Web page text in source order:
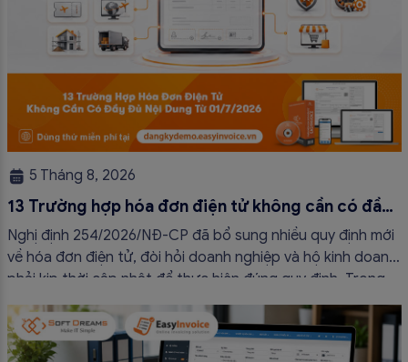
5 Tháng 8, 2026
13 Trường hợp hóa đơn điện tử không cần có đầy
đủ nội dung từ 01/7/2026
Nghị định 254/2026/NĐ-CP đã bổ sung nhiều quy định mới
về hóa đơn điện tử, đòi hỏi doanh nghiệp và hộ kinh doanh
phải kịp thời cập nhật để thực hiện đúng quy định. Trong
bài viết này, hóa đơn điện tử EasyInvoice sẽ chia sẻ 13
trường hợp hóa đơn điện tử không cần […]